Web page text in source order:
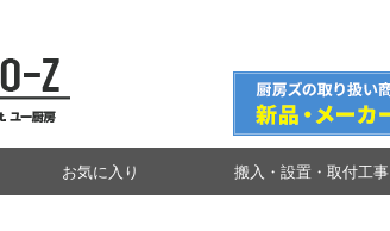
お気に入り 搬入・設置・取付工事